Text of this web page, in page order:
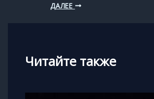
ДАЛЕЕ
Читайте также